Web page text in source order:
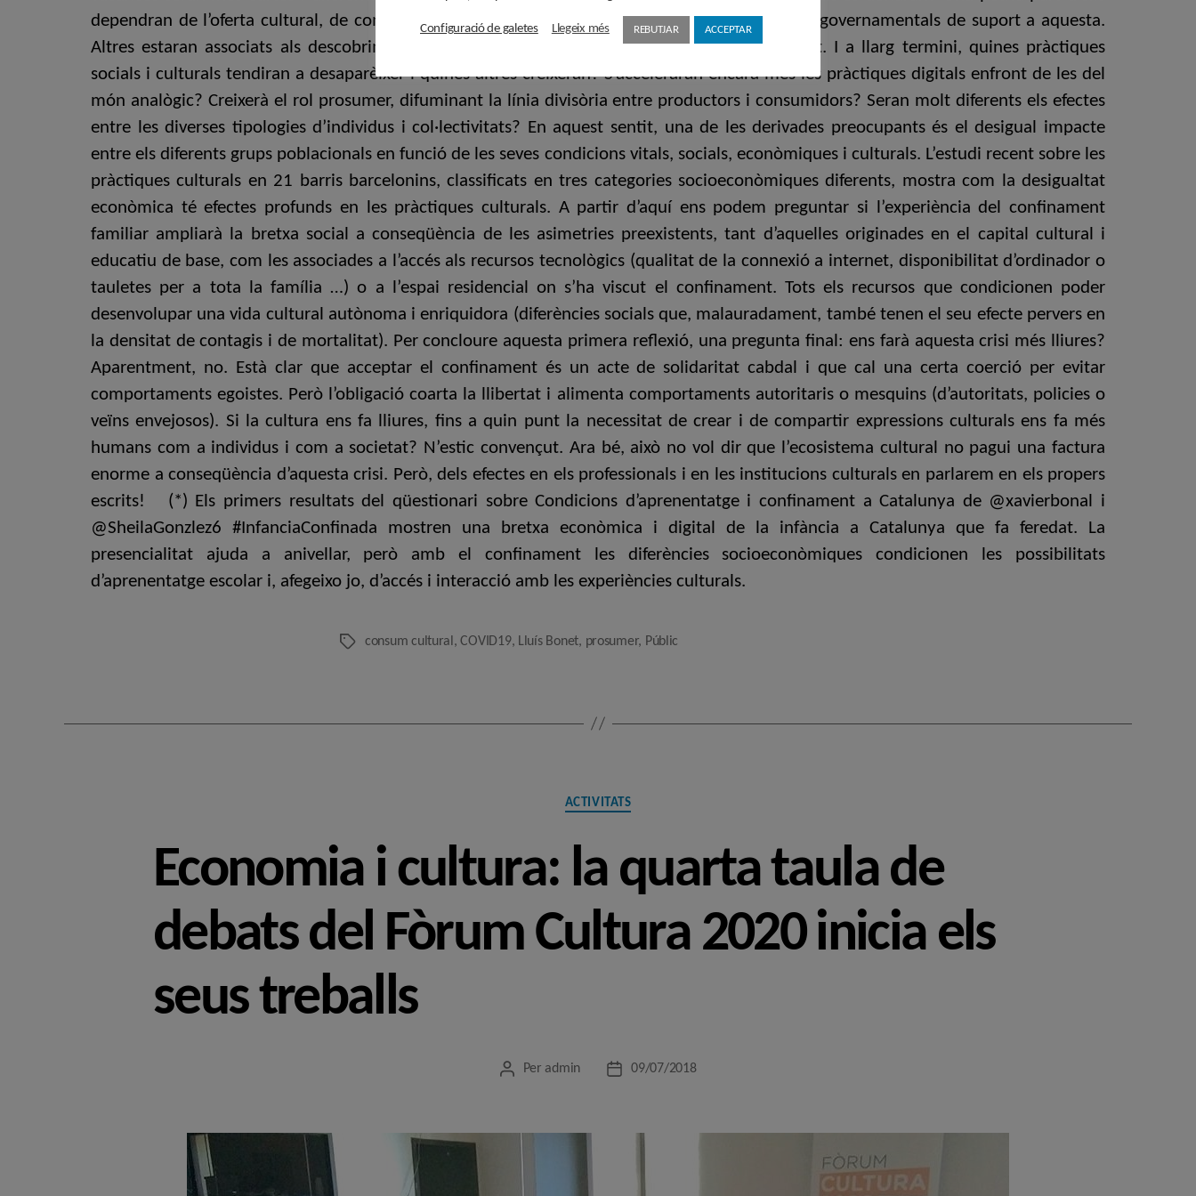
dependran de l’oferta cultural, de com s’adapti per no desaparèixer, així com de les iniciatives governamentals de suport a aquesta.
Altres estaran associats als descobriments experimentats durant els períodes de confinament. I a llarg termini, quines pràctiques
socials i culturals tendiran a desaparèixer i quines altres creixeran? S’acceleraran encara més les pràctiques digitals enfront de les del
món analògic? Creixerà el rol prosumer, difuminant la línia divisòria entre productors i consumidors? Seran molt diferents els efectes
entre les diverses tipologies d’individus i col·lectivitats? En aquest sentit, una de les derivades preocupants és el desigual impacte
entre els diferents grups poblacionals en funció de les seves condicions vitals, socials, econòmiques i culturals. L’estudi recent sobre les
pràctiques culturals en 21 barris barcelonins, classificats en tres categories socioeconòmiques diferents, mostra com la desigualtat
econòmica té efectes profunds en les pràctiques culturals. A partir d’aquí ens podem preguntar si l’experiència del confinament
familiar ampliarà la bretxa social a conseqüència de les asimetries preexistents, tant d’aquelles originades en el capital cultural i
educatiu de base, com les associades a l’accés als recursos tecnològics (qualitat de la connexió a internet, disponibilitat d’ordinador o
tauletes per a tota la família …) o a l’espai residencial on s’ha viscut el confinament. Tots els recursos que condicionen poder
desenvolupar una vida cultural autònoma i enriquidora (diferències socials que, malauradament, també tenen el seu efecte pervers en
la densitat de contagis i de mortalitat). Per concloure aquesta primera reflexió, una pregunta final: ens farà aquesta crisi més lliures?
Aparentment, no. Està clar que acceptar el confinament és un acte de solidaritat cabdal i que cal una certa coerció per evitar
comportaments egoistes. Però l’obligació coarta la llibertat i alimenta comportaments autoritaris o mesquins (d’autoritats, policies o
veïns envejosos). Si la cultura ens fa lliures, fins a quin punt la necessitat de crear i de compartir expressions culturals ens fa més
humans com a individus i com a societat? N’estic convençut. Ara bé, això no vol dir que l’ecosistema cultural no pagui una factura
enorme a conseqüència d’aquesta crisi. Però, dels efectes en els professionals i en les institucions culturals en parlarem en els propers
escrits! (*) Els primers resultats del qüestionari sobre Condicions d’aprenentatge i confinament a Catalunya de @xavierbonal i
@SheilaGonzlez6 #InfanciaConfinada mostren una bretxa econòmica i digital de la infància a Catalunya que fa feredat. La
presencialitat ajuda a anivellar, però amb el confinament les diferències socioeconòmiques condicionen les possibilitats
d’aprenentatge escolar i, afegeixo jo, d’accés i interacció amb les experiències culturals.
Etiquetesconsum cultural ,COVID19, Lluís Bonet, prosumer, Públic
Categories
ACTIVITATS
Economia i cultura: la quarta taula de
debats del Fòrum Cultura 2020 inicia els
seus treballs
Autor
Per admin
Data09/07/2018
Configuració de galetes Llegeix més REBUTJAR ACCEPTAR